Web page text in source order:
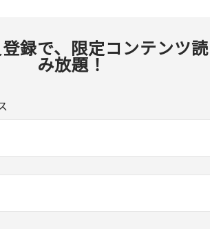
録で、限定コンテンツ読
み放題！